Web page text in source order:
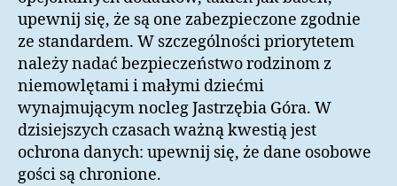
upewnij się, że są one zabezpieczone zgodnie
ze standardem. W szczególności priorytetem
należy nadać bezpieczeństwo rodzinom z
niemowlętami i małymi dziećmi
wynajmującym nocleg Jastrzębia Góra. W
dzisiejszych czasach ważną kwestią jest
ochrona danych: upewnij się, że dane osobowe
gości są chronione.